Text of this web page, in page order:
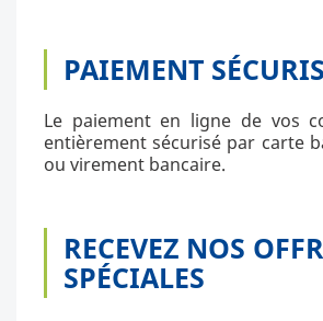
PAIEMENT
Le paiement en ligne de vos
entièrement sécurisé par carte
ou virement bancaire.
RECEVEZ NOS
SPÉCIALES